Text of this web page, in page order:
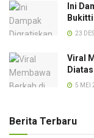
Ini
23
Viral
5 MEI
Berita Terbaru